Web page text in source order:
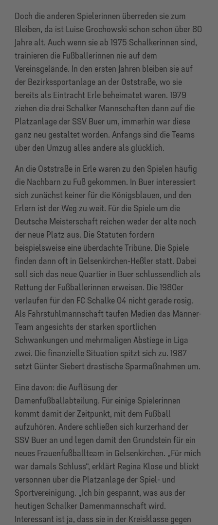
Doch die anderen Spielerinnen überreden sie zum
Bleiben, da ist Luise Grochowski schon schon über 80
Jahre alt. Auch wenn sie ab 1975 Schalkerinnen sind,
trainieren die Fußballerinnen nie auf dem
Vereinsgelände. In den ersten Jahren bleiben sie auf
der Bezirkssportanlage an der Oststraße, wo sie
bereits als Eintracht Erle beheimatet waren. 1979
ziehen die drei Schalker Mannschaften dann auf die
Platzanlage der SSV Buer um, immerhin war diese
ganz neu gestaltet worden. Anfangs sind die Teams
über den Umzug alles andere als glücklich.
An die Oststraße in Erle waren zu den Spielen häufig
die Nachbarn zu Fuß gekommen. In Buer interessiert
sich zunächst keiner für die Königsblauen, und den
Erlern ist der Weg zu weit. Für die Spiele um die
Deutsche Meisterschaft reichen weder der alte noch
der neue Platz aus. Die Statuten fordern
beispielsweise eine überdachte Tribüne. Die Spiele
finden dann oft in Gelsenkirchen-Heßler statt. Dabei
soll sich das neue Quartier in Buer schlussendlich als
Rettung der Fußballerinnen erweisen. Die 1980er
verlaufen für den FC Schalke 04 nicht gerade rosig.
Als Fahrstuhlmannschaft taufen Medien das Männer-
Team angesichts der starken sportlichen
Schwankungen und mehrmaligen Abstiege in Liga
zwei. Die finanzielle Situation spitzt sich zu. 1987
setzt Günter Siebert drastische Sparmaßnahmen um.
Eine davon: die Auflösung der
Damenfußballabteilung. Für einige Spielerinnen
kommt damit der Zeitpunkt, mit dem Fußball
aufzuhören. Andere schließen sich kurzerhand der
SSV Buer an und legen damit den Grundstein für ein
neues Frauenfußballteam in Gelsenkirchen. „Für mich
war damals Schluss“, erklärt Regina Klose und blickt
versonnen über die Platzanlage der Spiel- und
Sportvereinigung. „Ich bin gespannt, was aus der
heutigen Schalker Damenmannschaft wird.
Interessant ist ja, dass sie in der Kreisklasse gegen